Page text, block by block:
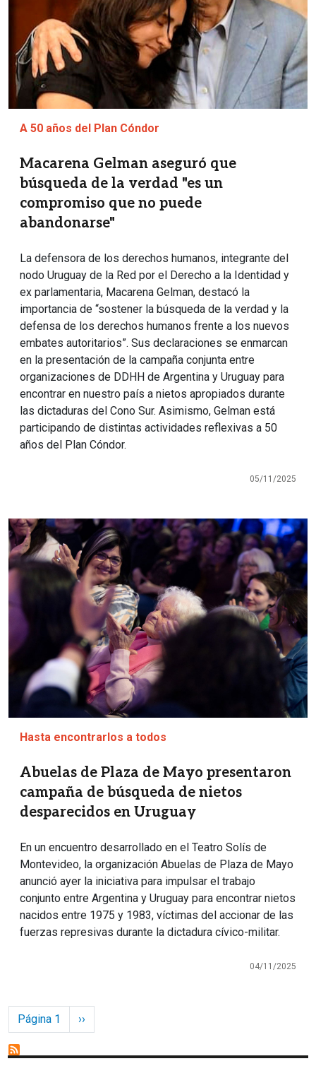
A 50 años del Plan Cóndor
Macarena Gelman aseguró que
búsqueda de la verdad "es un
compromiso que no puede
abandonarse"
La defensora de los derechos humanos, integrante del
nodo Uruguay de la Red por el Derecho a la Identidad y
ex parlamentaria, Macarena Gelman, destacó la
importancia de “sostener la búsqueda de la verdad y la
defensa de los derechos humanos frente a los nuevos
embates autoritarios”. Sus declaraciones se enmarcan
en la presentación de la campaña conjunta entre
organizaciones de DDHH de Argentina y Uruguay para
encontrar en nuestro país a nietos apropiados durante
las dictaduras del Cono Sur. Asimismo, Gelman está
participando de distintas actividades reflexivas a 50
años del Plan Cóndor.
05/11/2025
Imagen
Hasta encontrarlos a todos
Abuelas de Plaza de Mayo presentaron
campaña de búsqueda de nietos
desparecidos en Uruguay
En un encuentro desarrollado en el Teatro Solís de
Montevideo, la organización Abuelas de Plaza de Mayo
anunció ayer la iniciativa para impulsar el trabajo
conjunto entre Argentina y Uruguay para encontrar nietos
nacidos entre 1975 y 1983, víctimas del accionar de las
fuerzas represivas durante la dictadura cívico-militar.
04/11/2025
Paginación
Página 1 Siguiente página
››